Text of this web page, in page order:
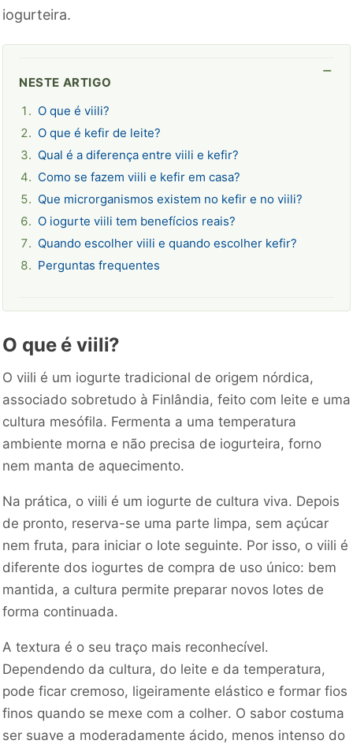
iogurteira.
NESTE ARTIGO
O que é viili?
O que é kefir de leite?
Qual é a diferença entre viili e kefir?
Como se fazem viili e kefir em casa?
Que microrganismos existem no kefir e no viili?
O iogurte viili tem benefícios reais?
Quando escolher viili e quando escolher kefir?
Perguntas frequentes
O que é viili?
O viili é um iogurte tradicional de origem nórdica,
associado sobretudo à Finlândia, feito com leite e uma
cultura mesófila. Fermenta a uma temperatura
ambiente morna e não precisa de iogurteira, forno
nem manta de aquecimento.
Na prática, o viili é um iogurte de cultura viva. Depois
de pronto, reserva-se uma parte limpa, sem açúcar
nem fruta, para iniciar o lote seguinte. Por isso, o viili é
diferente dos iogurtes de compra de uso único: bem
mantida, a cultura permite preparar novos lotes de
forma continuada.
A textura é o seu traço mais reconhecível.
Dependendo da cultura, do leite e da temperatura,
pode ficar cremoso, ligeiramente elástico e formar fios
finos quando se mexe com a colher. O sabor costuma
ser suave a moderadamente ácido, menos intenso do